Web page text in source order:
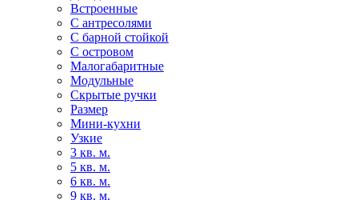
Встроенные
С антресолями
С барной стойкой
С островом
Малогабаритные
Модульные
Скрытые ручки
Размер
Мини-кухни
Узкие
3 кв. м.
5 кв. м.
6 кв. м.
9 кв. м.